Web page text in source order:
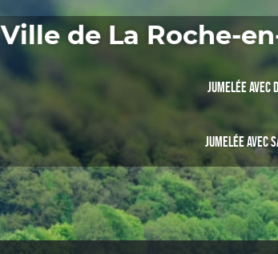
Ville de La Roche-
Jumelée avec
Jumelée avec